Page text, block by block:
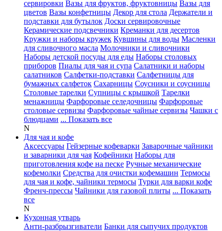
сервировки Вазы для фруктов, фруктовницы Вазы для
цветов Вазы конфетницы Декор для стола Держатели и
подставки для бутылок Доски сервировочные
Керамические подсвечники Креманки для десертов
Кружки и наборы кружек Кувшины для воды Масленки
для сливочного масла Молочники и сливочники
Наборы детской посуды для еды Наборы столовых
приборов Пиалы для чая и супа Салатники и наборы
салатников Салфетки-подставки Салфетницы для
бумажных салфеток Сахарницы Соусники и соусницы
Столовые тарелки Супницы с крышкой Тарелки
менажницы Фарфоровые селедочницы Фарфоровые
столовые сервизы Фарфоровые чайные сервизы Чашки с
блюдцами ... Показать все
N
Для чая и кофе
Аксессуары Гейзерные кофеварки Заварочные чайники
и заварники для чая Кофейники Наборы для
приготовления кофе на песке Ручные механические
кофемолки Средства для очистки кофемашин Термосы
для чая и кофе, чайники термосы Турки для варки кофе
Френч-прессы Чайники для газовой плиты ... Показать
все
N
Кухонная утварь
Анти-разбрызгиватели Банки для сыпучих продуктов